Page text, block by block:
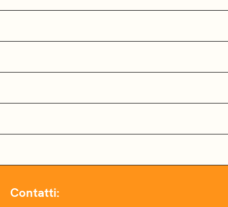
Contatti: